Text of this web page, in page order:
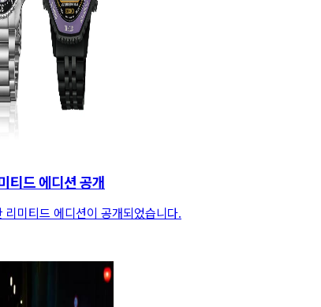
티드 에디션 공개
미티드 에디션이 공개되었습니다.